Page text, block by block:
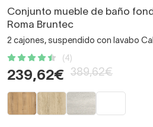
Conjunto mueble de baño
Roma Bruntec
2 cajones, suspendido con lavabo
(4)
239,62€ 389,62€